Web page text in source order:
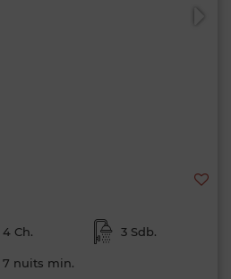
4 Ch. 3 Sdb.
7 nuits min.